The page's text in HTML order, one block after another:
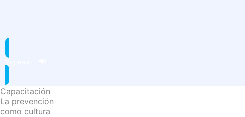
Capacitación
La prevención
como cultura